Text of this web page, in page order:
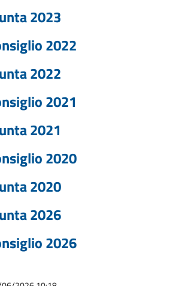
2023
2022
2022
2021
2021
2020
2020
2026
2026